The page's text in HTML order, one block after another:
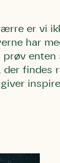
er vi
har
enten
der findes